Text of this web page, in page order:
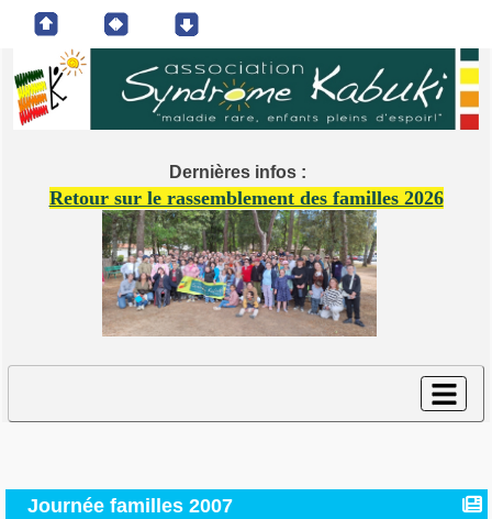
Dernières infos :
Retour sur le rassemblement des familles 2026
Journée familles 2007